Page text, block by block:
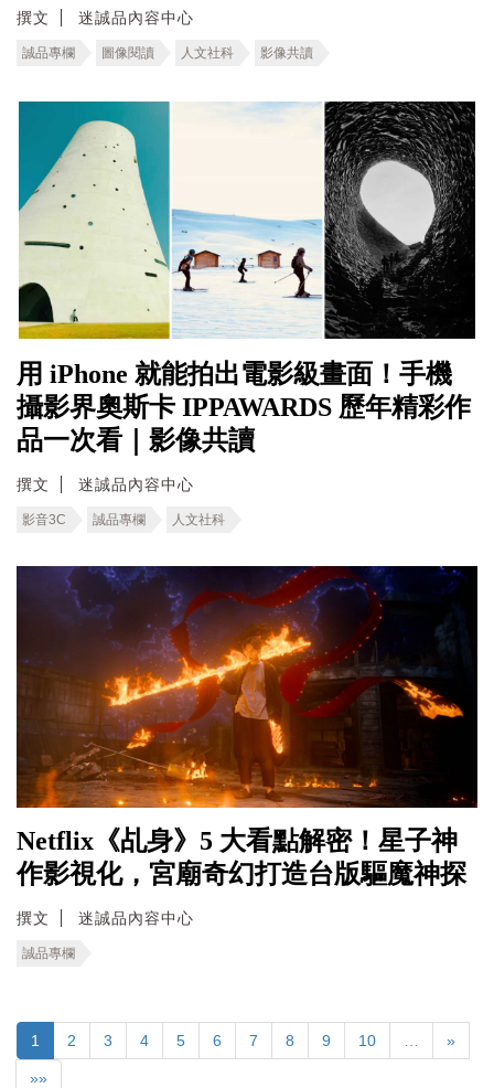
撰文 迷誠品內容中心
誠品專欄 圖像閱讀 人文社科 影像共讀
用 iPhone 就能拍出電影級畫面！手機
攝影界奧斯卡 IPPAWARDS 歷年精彩作
品一次看｜影像共讀
撰文 迷誠品內容中心
影音3C 誠品專欄 人文社科
Netflix《乩身》5 大看點解密！星子神
作影視化，宮廟奇幻打造台版驅魔神探
撰文 迷誠品內容中心
誠品專欄
1 2 3 4 5 6 7 8 9 10 »
»»